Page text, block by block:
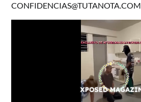
CONFIDENCIAS@TUTANOTA.COM